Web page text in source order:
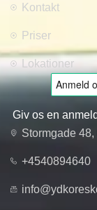
Kontakt
Priser
Lokationer
Giv os en
Stormgade
+4540894640